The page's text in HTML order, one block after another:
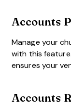
Accounts
Manage your
with this
ensures your
Accounts